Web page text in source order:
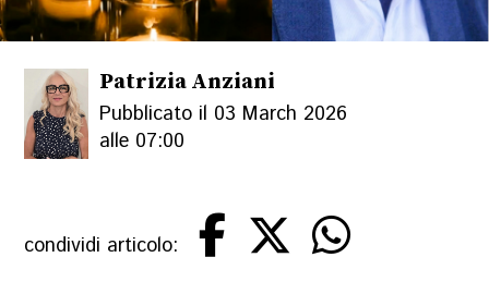
Patrizia Anziani
Pubblicato il 03 March 2026
alle 07:00
condividi articolo: